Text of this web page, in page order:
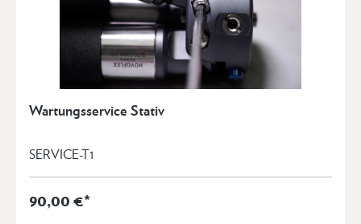
Wartungsservice Stativ
SERVICE-T1
90,00 €*